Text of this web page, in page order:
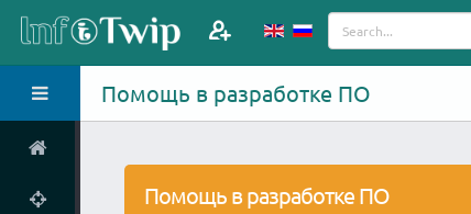
Помощь в разработке ПО
Помощь в разработке ПО